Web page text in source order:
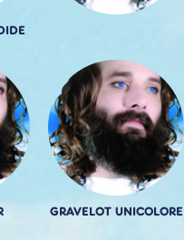
GRAVELOT UNICOLORE